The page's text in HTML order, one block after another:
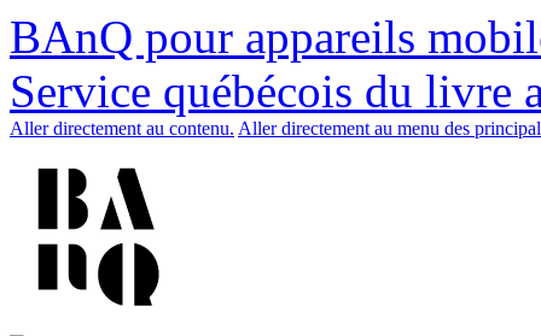
BAnQ pour appareils
Service québécois du livre
Aller directement au contenu. Aller directement au menu des